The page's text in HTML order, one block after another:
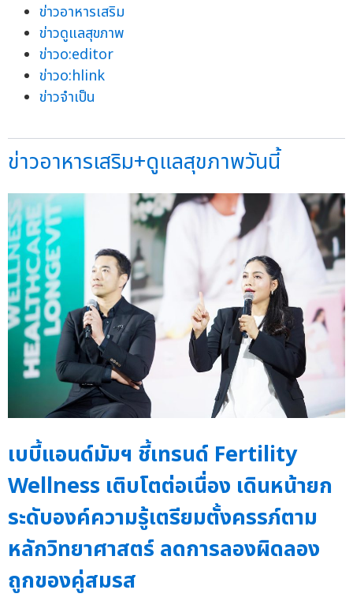
ข่าวอาหารเสริม
ข่าวดูแลสุขภาพ
ข่าวo:editor
ข่าวo:hlink
ข่าวจำเป็น
ข่าวอาหารเสริม+ดูแลสุขภาพวันนี้
เบบี้แอนด์มัมฯ ชี้เทรนด์ Fertility
Wellness เติบโตต่อเนื่อง เดินหน้ายก
ระดับองค์ความรู้เตรียมตั้งครรภ์ตาม
หลักวิทยาศาสตร์ ลดการลองผิดลอง
ถูกของคู่สมรส